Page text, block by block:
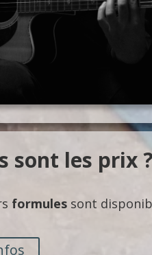
sont les prix
formules sont